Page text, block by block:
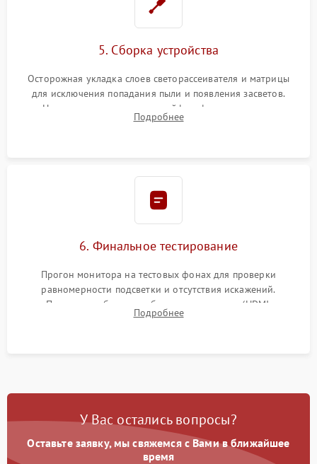
5. Сборка устройства
Осторожная укладка слоев светорассеивателя и матрицы
для исключения попадания пыли и появления засветов.
Надежное подключение шлейфов, фиксация плат и
аккуратное защелкивание пластикового корпуса монитора.
Подробнее
6. Финальное тестирование
Прогон монитора на тестовых фонах для проверки
равномерности подсветки и отсутствия искажений.
Проверка работоспособности всех портов (HDMI,
DisplayPort, VGA) и кнопок управления под нагрузкой в
Подробнее
У Вас остались вопросы?
Оставьте заявку, мы свяжемся с Вами в ближайшее
время